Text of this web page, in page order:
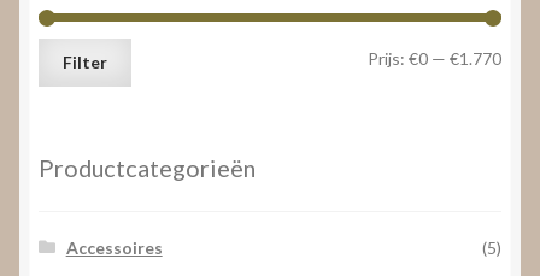
Min.
Max.
Filter Prijs: €0 — €1.770
Productcategorieën
Accessoires
(5)